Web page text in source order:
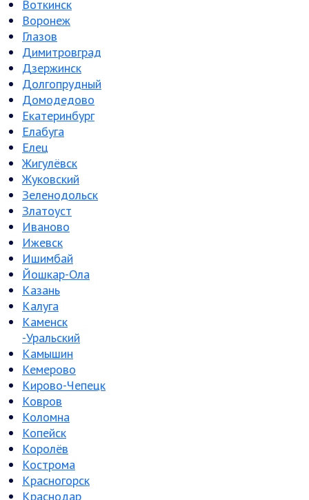
Воткинск
Воронеж
Глазов
Димитровград
Дзержинск
Долгопрудный
Домодедово
Екатеринбург
Елабуга
Елец
Жигулёвск
Жуковский
Зеленодольск
Златоуст
Иваново
Ижевск
Ишимбай
Йошкар-Ола
Казань
Калуга
Каменск
-Уральский
Камышин
Кемерово
Кирово-Чепецк
Ковров
Коломна
Копейск
Королёв
Кострома
Красногорск
Краснодар